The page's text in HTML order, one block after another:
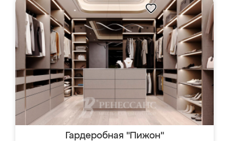
Гардеробная "Пижон"